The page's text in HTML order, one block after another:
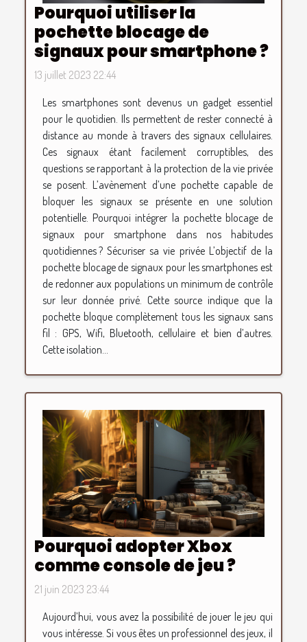
Pourquoi utiliser la
pochette blocage de
signaux pour smartphone ?
13 juillet 2023 22:44
Les smartphones sont devenus un gadget essentiel
pour le quotidien. Ils permettent de rester connecté à
distance au monde à travers des signaux cellulaires.
Ces signaux étant facilement corruptibles, des
questions se rapportant à la protection de la vie privée
se posent. L’avènement d’une pochette capable de
bloquer les signaux se présente en une solution
potentielle. Pourquoi intégrer la pochette blocage de
signaux pour smartphone dans nos habitudes
quotidiennes ? Sécuriser sa vie privée L’objectif de la
pochette blocage de signaux pour les smartphones est
de redonner aux populations un minimum de contrôle
sur leur donnée privé. Cette source indique que la
pochette bloque complètement tous les signaux sans
fil : GPS, Wifi, Bluetooth, cellulaire et bien d’autres.
Cette isolation...
Pourquoi adopter Xbox
comme console de jeu ?
21 juin 2023 23:44
Aujourd’hui, vous avez la possibilité de jouer le jeu qui
vous intéresse. Si vous êtes un professionnel des jeux, il